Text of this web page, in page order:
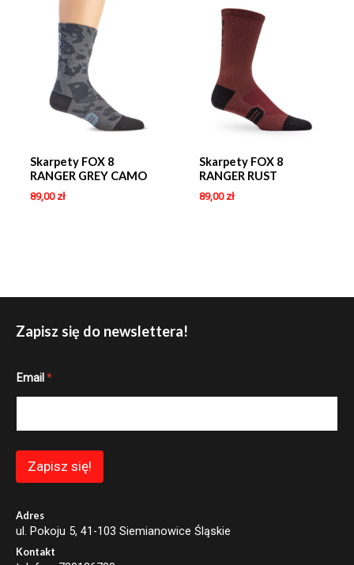
Skarpety FOX 8
RANGER GREY CAMO
89,00 zł
Skarpety FOX 8
RANGER RUST
89,00 zł
Zapisz się do newslettera!
m
E
l
Email *
Zapisz się!
Adres
ul. Pokoju 5, 41-103 Siemianowice Śląskie
Kontakt